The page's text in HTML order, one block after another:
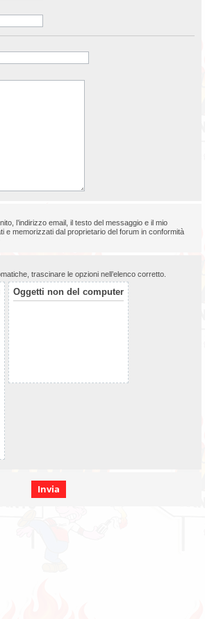
l’indirizzo email, il testo del messaggio e il mio
e memorizzati dal proprietario del forum in conformità
trascinare le opzioni nell’elenco corretto.
Oggetti non del computer